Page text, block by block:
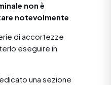
non è
notevolmente
di accortezze
eseguire in
una sezione